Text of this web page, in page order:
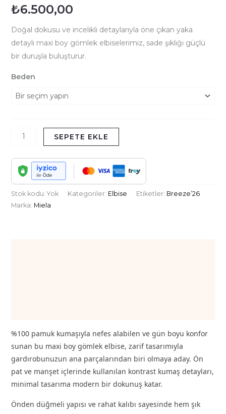
₺6.500,00
Doğal dokusu ve incelikli detaylarıyla öne çıkan yaka
detaylı maxi boy gömlek elbiselerimiz, sade şıklığı güçlü
bir duruşla buluşturur.
Beden
SEPETE EKLE
Stok kodu: Yok Kategoriler: Elbise Etiketler: Breeze’26
Marka: Miela
%100 pamuk kumaşıyla nefes alabilen ve gün boyu konfor
sunan bu maxi boy gömlek elbise, zarif tasarımıyla
gardırobunuzun ana parçalarından biri olmaya aday. Ön
pat ve manşet içlerinde kullanılan kontrast kumaş detayları,
minimal tasarıma modern bir dokunuş katar.
Önden düğmeli yapısı ve rahat kalıbı sayesinde hem şık